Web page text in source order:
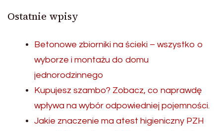
Ostatnie wpisy
Betonowe zbiorniki na ścieki – wszystko o
wyborze i montażu do domu
jednorodzinnego
Kupujesz szambo? Zobacz, co naprawdę
wpływa na wybór odpowiedniej pojemności.
Jakie znaczenie ma atest higieniczny PZH